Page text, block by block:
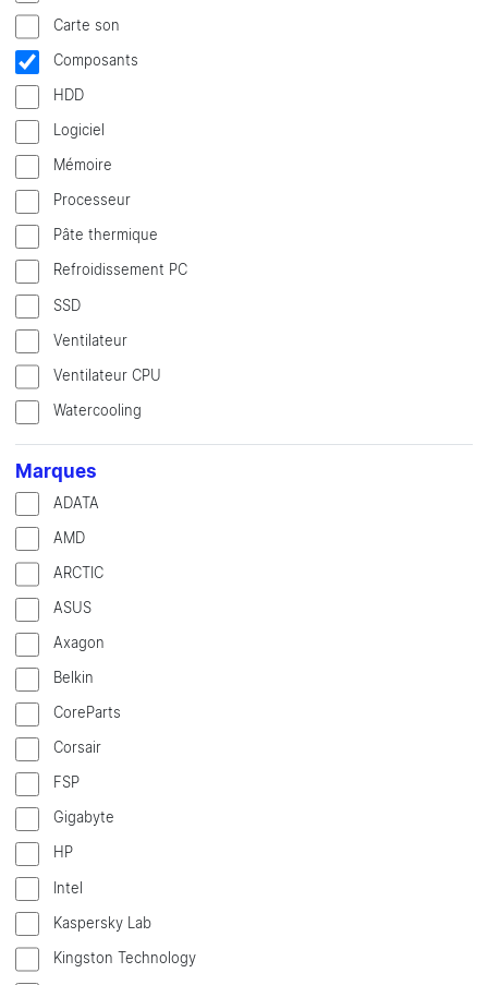
Carte son
Composants
HDD
Logiciel
Mémoire
Processeur
Pâte thermique
Refroidissement PC
SSD
Ventilateur
Ventilateur CPU
Watercooling
Marques
ADATA
AMD
ARCTIC
ASUS
Axagon
Belkin
CoreParts
Corsair
FSP
Gigabyte
HP
Intel
Kaspersky Lab
Kingston Technology